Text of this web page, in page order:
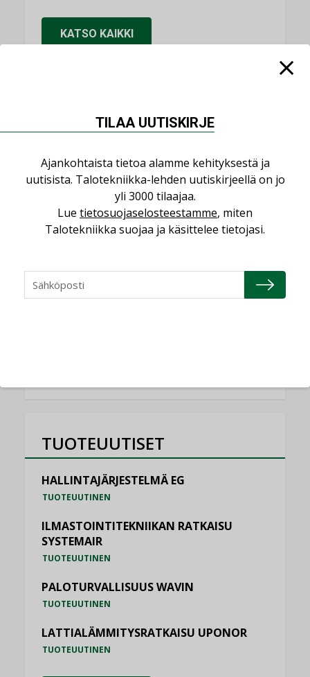
KATSO KAIKKI
NIMITYKSET
Consti
NIMITYKSET
NIMITYKSET
Schneider Electric
TUOTEUUTISET
HALLINTAJÄRJESTELMÄ EG
TUOTEUUTINEN
ILMASTOINTITEKNIIKAN RATKAISU
SYSTEMAIR
TUOTEUUTINEN
PALOTURVALLISUUS WAVIN
TUOTEUUTINEN
LATTIALÄMMITYSRATKAISU UPONOR
TUOTEUUTINEN
TILAA UUTISKIRJE
Ajankohtaista tietoa alamme kehityksestä ja
uutisista. Talotekniikka-lehden uutiskirjeellä on jo
yli 3000 tilaajaa.
Lue tietosuojaselosteestamme, miten
Talotekniikka suojaa ja käsittelee tietojasi.